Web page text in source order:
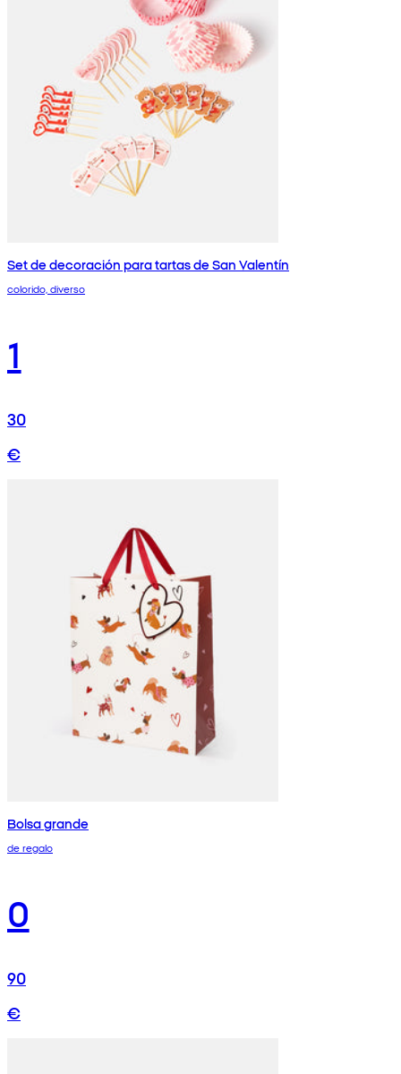
Set de decoración para tartas de San Valentín
colorido, diverso
1
30
€
Bolsa grande
de regalo
0
90
€